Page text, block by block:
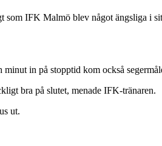
IFK Malmö blev något ängsliga i
in på stopptid kom också
bra på slutet, menade IFK-tränaren.
ut.